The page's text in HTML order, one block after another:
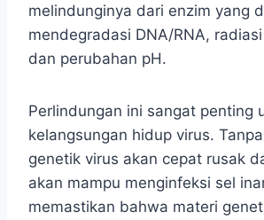
melindunginya dari enzim yang
mendegradasi DNA/RNA,
dan perubahan pH.
Perlindungan ini sangat penting
kelangsungan hidup virus.
genetik virus akan cepat rusak
akan mampu menginfeksi sel
memastikan bahwa materi